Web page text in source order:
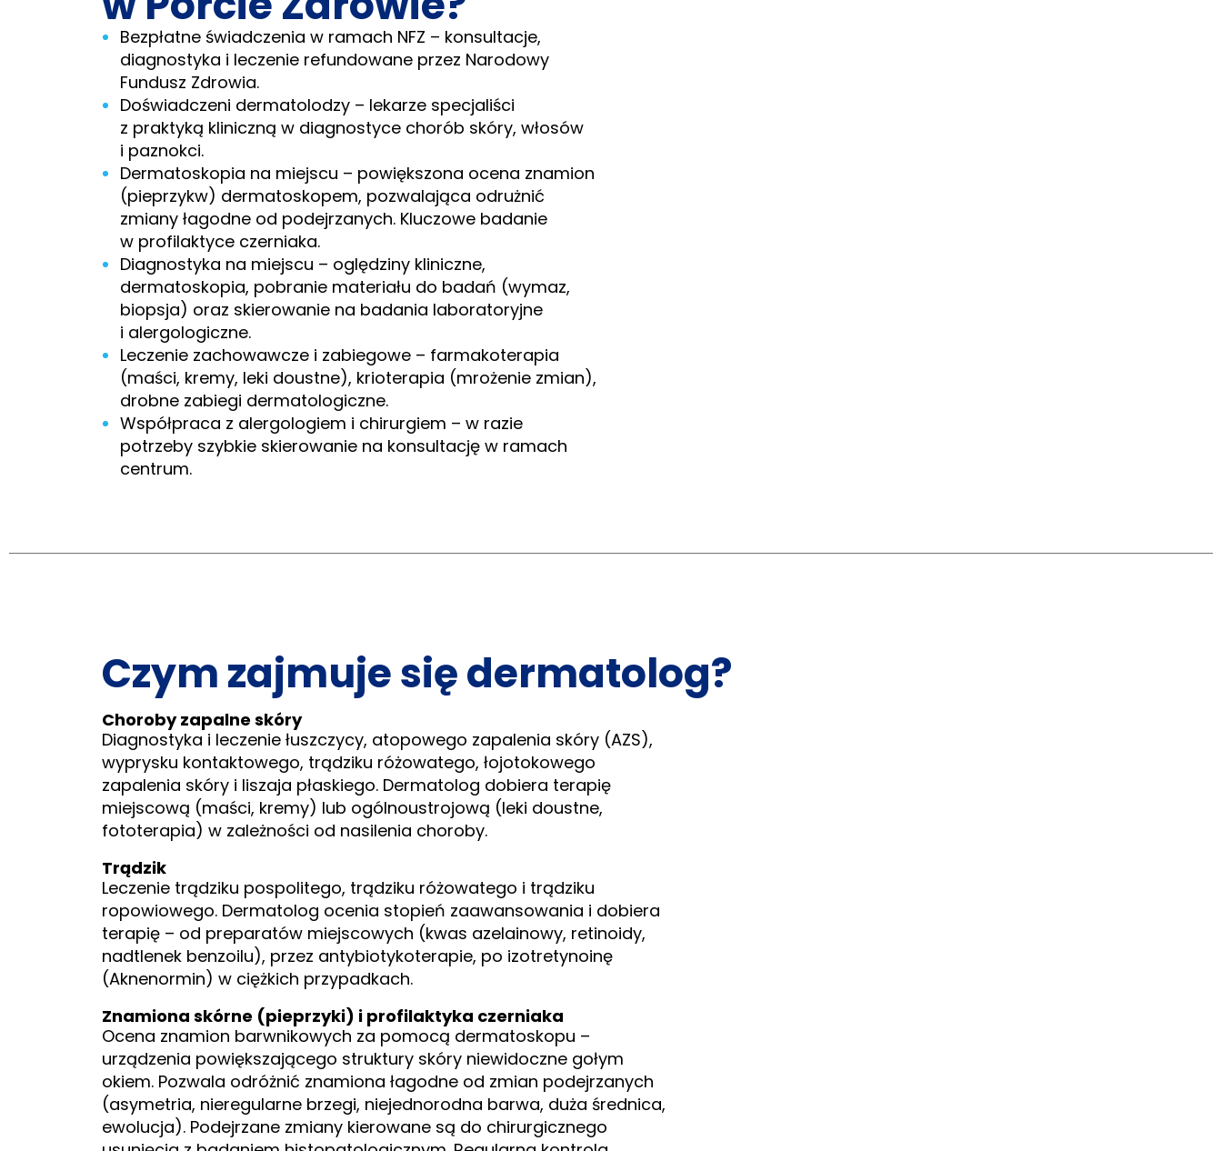
Bezpłatne świadczenia w ramach NFZ – konsultacje,
diagnostyka i leczenie refundowane przez Narodowy
Fundusz Zdrowia.
Doświadczeni dermatolodzy – lekarze specjaliści
z praktyką kliniczną w diagnostyce chorób skóry, włosów
i paznokci.
Dermatoskopia na miejscu – powiększona ocena znamion
(pieprzykw) dermatoskopem, pozwalająca odrużnić
zmiany łagodne od podejrzanych. Kluczowe badanie
w profilaktyce czerniaka.
Diagnostyka na miejscu – oględziny kliniczne,
dermatoskopia, pobranie materiału do badań (wymaz,
biopsja) oraz skierowanie na badania laboratoryjne
i alergologiczne.
Leczenie zachowawcze i zabiegowe – farmakoterapia
(maści, kremy, leki doustne), krioterapia (mrożenie zmian),
drobne zabiegi dermatologiczne.
Współpraca z alergologiem i chirurgiem – w razie
potrzeby szybkie skierowanie na konsultację w ramach
centrum.
Czym zajmuje się dermatolog?
Choroby zapalne skóry
Diagnostyka i leczenie łuszczycy, atopowego zapalenia skóry (AZS),
wyprysku kontaktowego, trądziku różowatego, łojotokowego
zapalenia skóry i liszaja płaskiego. Dermatolog dobiera terapię
miejscową (maści, kremy) lub ogólnoustrojową (leki doustne,
fototerapia) w zależności od nasilenia choroby.
Trądzik
Leczenie trądziku pospolitego, trądziku różowatego i trądziku
ropowiowego. Dermatolog ocenia stopień zaawansowania i dobiera
terapię – od preparatów miejscowych (kwas azelainowy, retinoidy,
nadtlenek benzoilu), przez antybiotykoterapie, po izotretynoinę
(Aknenormin) w ciężkich przypadkach.
Znamiona skórne (pieprzyki) i profilaktyka czerniaka
Ocena znamion barwnikowych za pomocą dermatoskopu –
urządzenia powiększającego struktury skóry niewidoczne gołym
okiem. Pozwala odróżnić znamiona łagodne od zmian podejrzanych
(asymetria, nieregularne brzegi, niejednorodna barwa, duża średnica,
ewolucja). Podejrzane zmiany kierowane są do chirurgicznego